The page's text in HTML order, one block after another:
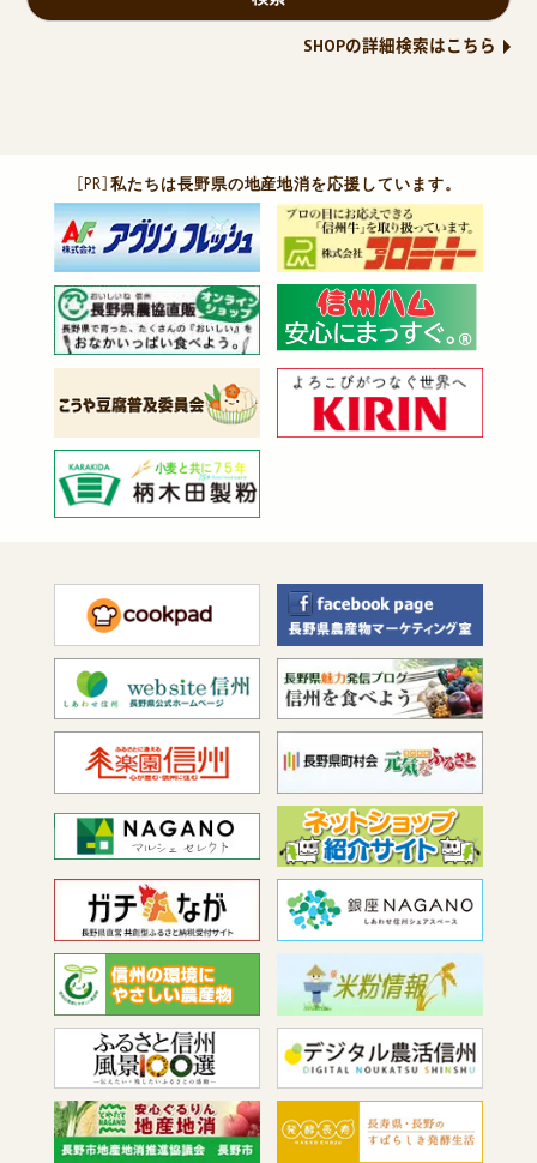
SHOPの詳細検索はこちら
［PR］私たちは長野県の地産地消を応援しています。